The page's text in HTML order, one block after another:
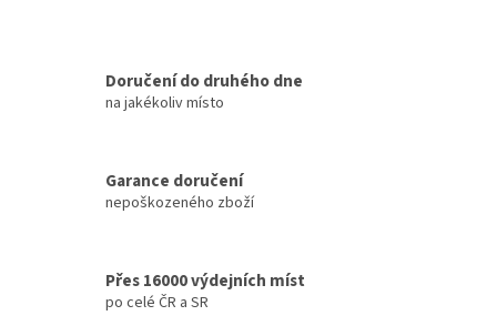
Doručení do druhého dne
na jakékoliv místo
Garance doručení
nepoškozeného zboží
Přes 16000 výdejních míst
po celé ČR a SR